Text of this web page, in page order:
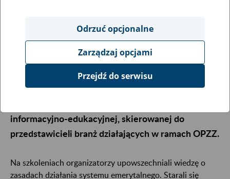
emerytów, jak i osób, które nie pobierają
świadczenia i pozostają aktywne zawodowo po
osiągnięciu wieku emerytalnego. Zakład
Ubezpieczeń Społecznych i Ogólnopolskie
Porozumienie Związków Zawodowych
informacyjno-edukacyjnej, skierowanej do
przedstawicieli branż działających w ramach OPZZ.
Na szkoleniach organizatorzy upowszechniali wiedzę o
zasadach działania systemu emerytalnego. Starali się
Odrzuć opcjonalne
Zarządzaj opcjami
Przejdź do serwisu